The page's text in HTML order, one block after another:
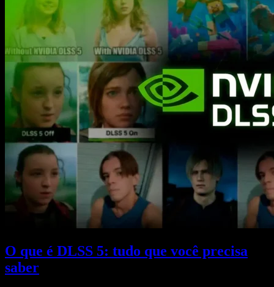
O que é DLSS 5: tudo que você precisa
saber